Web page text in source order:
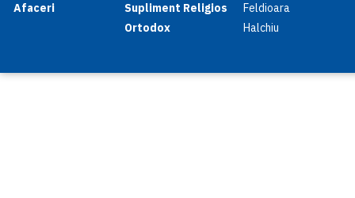
Afaceri
Supliment Religios
Ortodox
Feldioara
Halchiu